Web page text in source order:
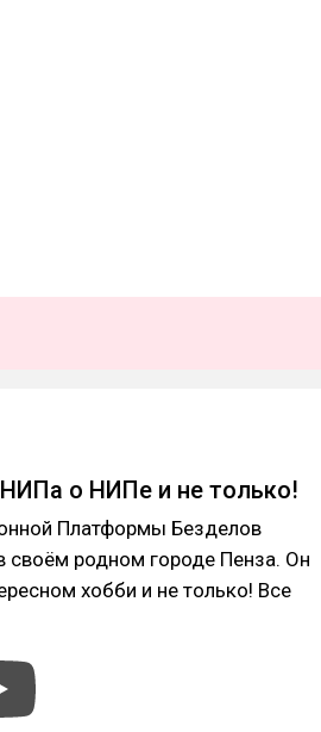
НИПа о НИПе и не только!
Платформы Безделов
своём родном городе Пенза. Он
хобби и не только! Все